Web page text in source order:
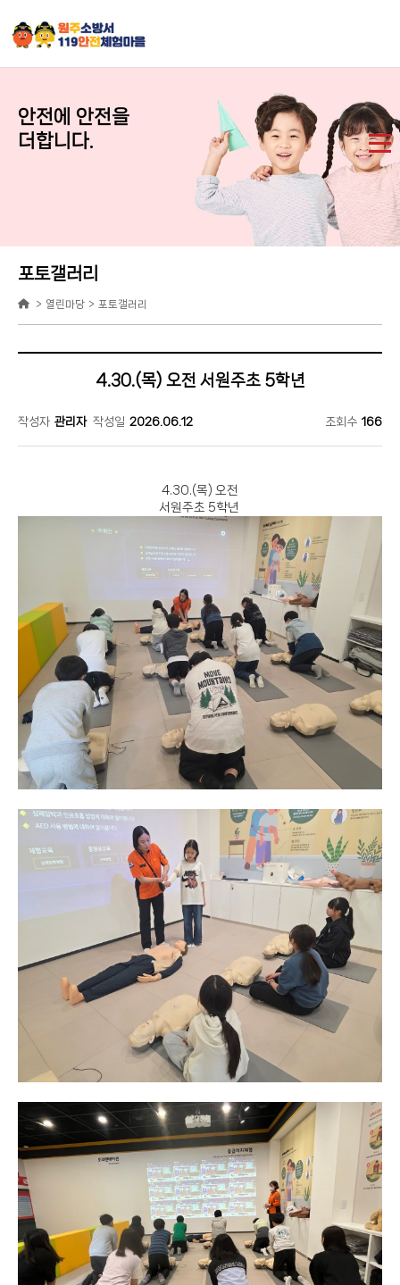
안전에 안전을
더합니다.
포토갤러리
열린마당 포토갤러리
4.30.(목) 오전 서원주초 5학년
작성자 관리자 작성일 2026.06.12 조회수 166
4.30.(목 ) 오전
서원주초 5학년